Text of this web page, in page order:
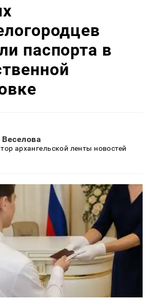
паспорта в
архангельской ленты новостей